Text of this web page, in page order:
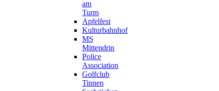
am
Turm
Apfelfest
Kulturbahnhof
MS
Mittendrin
Police
Association
Golfclub
Tinnen